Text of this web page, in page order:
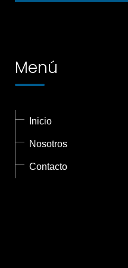
Menú
Inicio
Nosotros
Contacto